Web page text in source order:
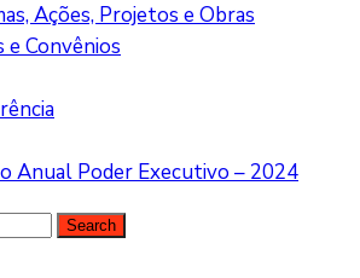
Ações, Projetos e Obras
e Convênios
Anual Poder Executivo – 2024